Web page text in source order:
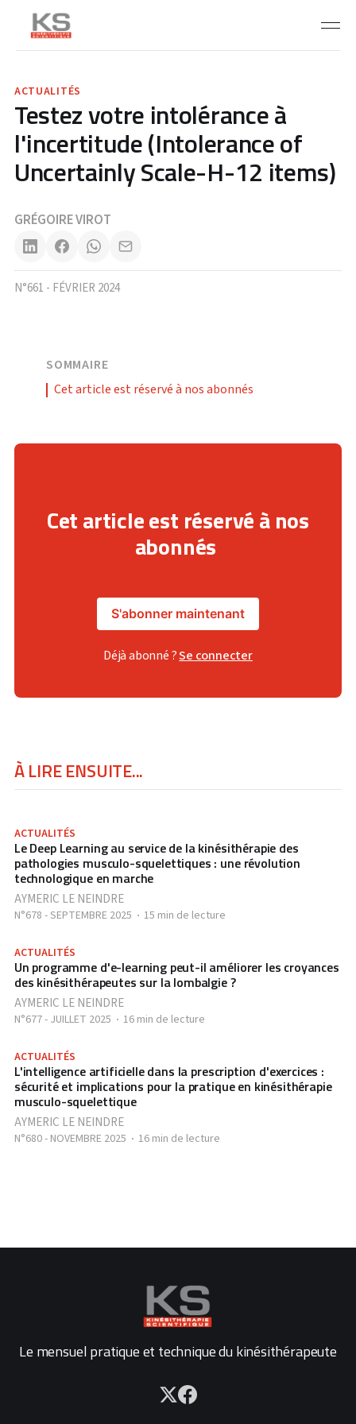
ACTUALITÉS
Testez votre intolérance à
l'incertitude (Intolerance of
Uncertainly Scale-H-12 items)
GRÉGOIRE VIROT
N°661 - FÉVRIER 2024
SOMMAIRE
Cet article est réservé à nos abonnés
Cet article est réservé à nos
abonnés
S'abonner maintenant
Déjà abonné ?Se connecter
À LIRE ENSUITE...
ACTUALITÉS
Le Deep Learning au service de la kinésithérapie des
pathologies musculo-squelettiques : une révolution
technologique en marche
AYMERIC LE NEINDRE
N°678 - SEPTEMBRE 2025 15 min de lecture
ACTUALITÉS
Un programme d'e-learning peut-il améliorer les croyances
des kinésithérapeutes sur la lombalgie ?
AYMERIC LE NEINDRE
N°677 - JUILLET 2025 16 min de lecture
ACTUALITÉS
L'intelligence artificielle dans la prescription d'exercices :
sécurité et implications pour la pratique en kinésithérapie
musculo-squelettique
AYMERIC LE NEINDRE
N°680 - NOVEMBRE 2025 16 min de lecture
Le mensuel pratique et technique du kinésithérapeute